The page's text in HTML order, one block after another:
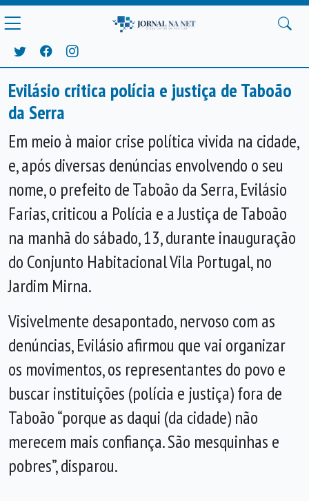
Evilásio critica polícia e justiça de Taboão
da Serra
Anterior
Em meio à maior crise política vivida na cidade,
e, após diversas denúncias envolvendo o seu
nome, o prefeito de Taboão da Serra, Evilásio
Farias, criticou a Polícia e a Justiça de Taboão
na manhã do sábado, 13, durante inauguração
do Conjunto Habitacional Vila Portugal, no
Jardim Mirna.
Visivelmente desapontado, nervoso com as
denúncias, Evilásio afirmou que vai organizar
os movimentos, os representantes do povo e
buscar instituições (polícia e justiça) fora de
Taboão “porque as daqui (da cidade) não
merecem mais confiança. São mesquinhas e
pobres”, disparou.